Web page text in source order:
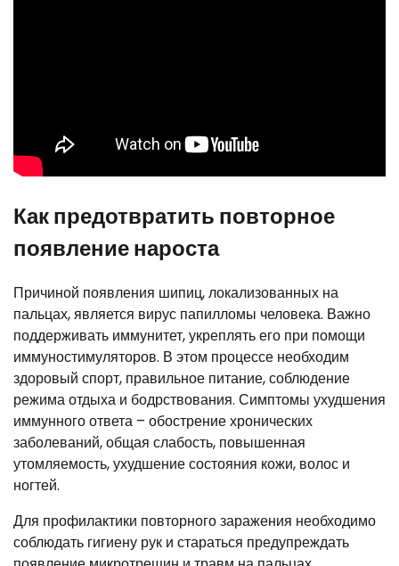
Как предотвратить повторное
появление нароста
Причиной появления шипиц, локализованных на
пальцах, является вирус папилломы человека. Важно
поддерживать иммунитет, укреплять его при помощи
иммуностимуляторов. В этом процессе необходим
здоровый спорт, правильное питание, соблюдение
режима отдыха и бодрствования. Симптомы ухудшения
иммунного ответа – обострение хронических
заболеваний, общая слабость, повышенная
утомляемость, ухудшение состояния кожи, волос и
ногтей.
Для профилактики повторного заражения необходимо
соблюдать гигиену рук и стараться предупреждать